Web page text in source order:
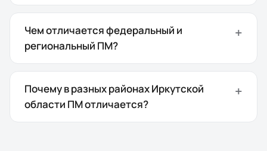
Чем отличается федеральный и
региональный ПМ?
Почему в разных районах Иркутской
области ПМ отличается?